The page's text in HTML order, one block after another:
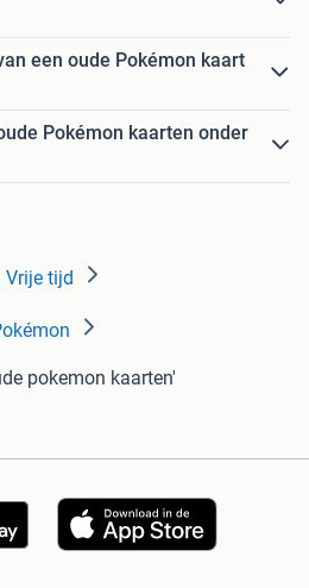
een oude Pokémon kaart
Pokémon kaarten onder
Vrije tijd
pokemon kaarten'